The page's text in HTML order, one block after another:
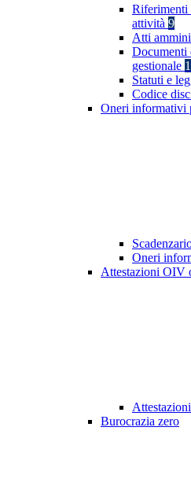
Riferimenti
attività 9
Atti
Documenti
gestionale 1
Statuti e
Codice
Oneri informativi
Oneri
Attestazioni OIV
Burocrazia zero